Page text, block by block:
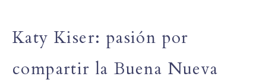
Katy Kiser: pasión por
compartir la Buena Nueva